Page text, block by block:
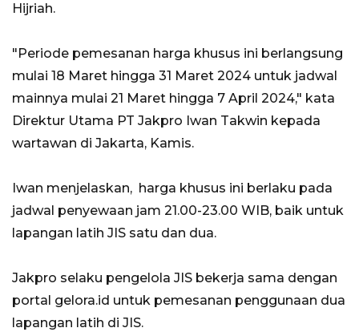
Hijriah.
"Periode pemesanan harga khusus ini berlangsung
mulai 18 Maret hingga 31 Maret 2024 untuk jadwal
mainnya mulai 21 Maret hingga 7 April 2024," kata
Direktur Utama PT Jakpro Iwan Takwin kepada
wartawan di Jakarta, Kamis.
Iwan menjelaskan, harga khusus ini berlaku pada
jadwal penyewaan jam 21.00-23.00 WIB, baik untuk
lapangan latih JIS satu dan dua.
Jakpro selaku pengelola JIS bekerja sama dengan
portal gelora.id untuk pemesanan penggunaan dua
lapangan latih di JIS.